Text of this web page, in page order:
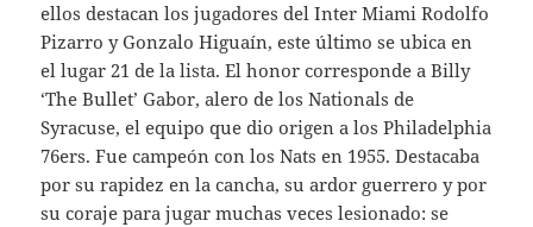
ellos destacan los jugadores del Inter Miami Rodolfo
Pizarro y Gonzalo Higuaín, este último se ubica en
el lugar 21 de la lista. El honor corresponde a Billy
‘The Bullet’ Gabor, alero de los Nationals de
Syracuse, el equipo que dio origen a los Philadelphia
76ers. Fue campeón con los Nats en 1955. Destacaba
por su rapidez en la cancha, su ardor guerrero y por
su coraje para jugar muchas veces lesionado: se